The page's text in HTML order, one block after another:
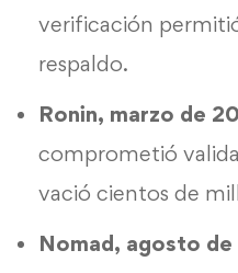
verificación
respaldo.
Ronin, marzo de
comprometió
vació cientos de
Nomad, agosto